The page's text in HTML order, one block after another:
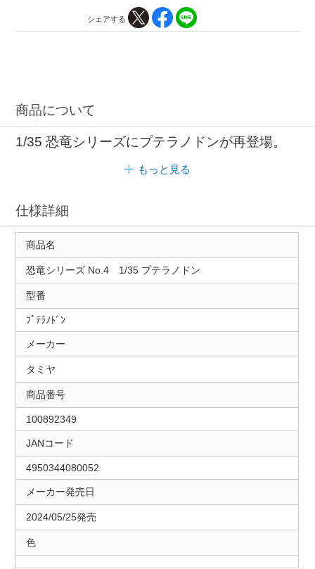
シェアする
商品について
1/35 恐竜シリーズにプテラノドンが再登場。
もっと見る
仕様詳細
商品名
恐竜シリーズ No.4 1/35 プテラノドン
型番
ﾌﾟﾃﾗﾉﾄﾞﾝ
メーカー
タミヤ
商品番号
100892349
JANコード
4950344080052
メーカー発売日
2024/05/25発売
色